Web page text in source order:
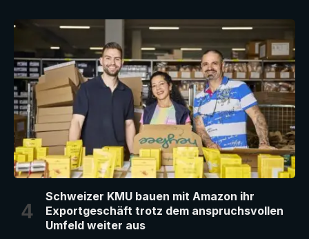
Schweizer KMU bauen mit Amazon ihr
Exportgeschäft trotz dem anspruchsvollen
Umfeld weiter aus